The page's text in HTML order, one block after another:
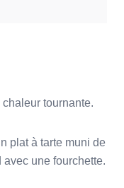
tournante.
plat à tarte muni de
une fourchette.